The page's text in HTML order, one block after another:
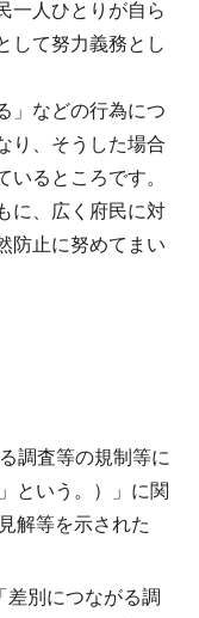
一人ひとりが自ら
して努力義務とし
」などの行為につ
り、そうした場合
いるところです。
に、広く府民に対
防止に努めてまい
調査等の規制等に
という。）」に関
解等を示された
差別につながる調